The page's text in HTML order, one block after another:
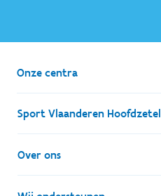
Onze centra
Sport Vlaanderen Hoofdzetel
Simon Bolivarlaan 17
1000 Brussel
Over ons
Wie zijn we, wat doen we